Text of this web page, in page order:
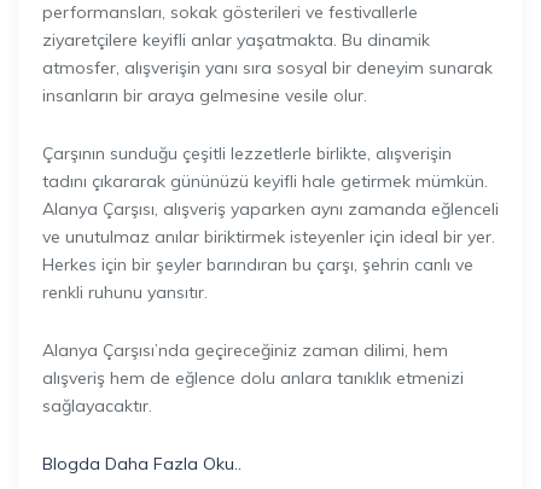
performansları, sokak gösterileri ve festivallerle
ziyaretçilere keyifli anlar yaşatmakta. Bu dinamik
atmosfer, alışverişin yanı sıra sosyal bir deneyim sunarak
insanların bir araya gelmesine vesile olur.
Çarşının sunduğu çeşitli lezzetlerle birlikte, alışverişin
tadını çıkararak gününüzü keyifli hale getirmek mümkün.
Alanya Çarşısı, alışveriş yaparken aynı zamanda eğlenceli
ve unutulmaz anılar biriktirmek isteyenler için ideal bir yer.
Herkes için bir şeyler barındıran bu çarşı, şehrin canlı ve
renkli ruhunu yansıtır.
Alanya Çarşısı’nda geçireceğiniz zaman dilimi, hem
alışveriş hem de eğlence dolu anlara tanıklık etmenizi
sağlayacaktır.
Blogda Daha Fazla Oku..